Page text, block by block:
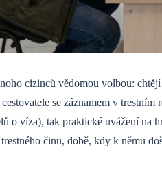
cizinců vědomou volbou:
se záznamem v
o víza), tak praktické uvážení na
činu, době, kdy k němu